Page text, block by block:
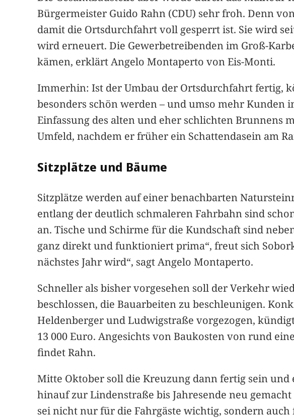
Bürgermeister Guido Rahn (CDU) sehr froh. Denn
damit die Ortsdurchfahrt voll gesperrt ist. Sie wird
wird erneuert. Die Gewerbetreibenden im Groß-
kämen, erklärt Angelo Montaperto von Eis-Monti.
Immerhin: Ist der Umbau der Ortsdurchfahrt fertig,
besonders schön werden – und umso mehr
Einfassung des alten und eher schlichten Brunnens
Umfeld, nachdem er früher ein Schattendasein am
Sitzplätze und Bäume
Sitzplätze werden auf einer benachbarten
entlang der deutlich schmaleren Fahrbahn sind
an. Tische und Schirme für die Kundschaft sind
ganz direkt und funktioniert prima“, freut sich
nächstes Jahr wird“, sagt Angelo Montaperto.
Schneller als bisher vorgesehen soll der Verkehr
beschlossen, die Bauarbeiten zu beschleunigen.
Heldenberger und Ludwigstraße vorgezogen,
13 000 Euro. Angesichts von Baukosten von rund
findet Rahn.
Mitte Oktober soll die Kreuzung dann fertig sein
hinauf zur Lindenstraße bis Jahresende neu
sei nicht nur für die Fahrgäste wichtig, sondern